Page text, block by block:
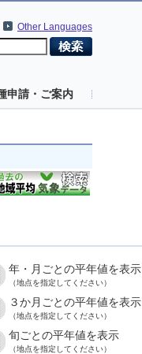
Other Languages
申請・ご案内
年・月ごとの平年値を表示
（地点を指定してください）
３か月ごとの平年値を表示
（地点を指定してください）
旬ごとの平年値を表示
（地点を指定してください）